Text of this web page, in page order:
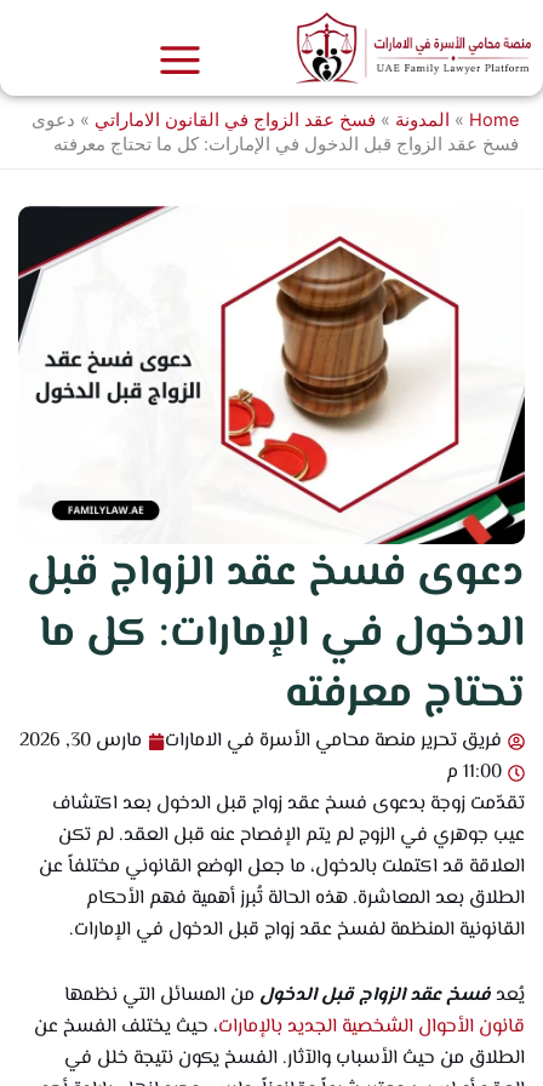
إلى
المحتوى
Home
» المدونة » فسخ عقد الزواج في القانون الاماراتي » دعوى
فسخ عقد الزواج قبل الدخول في الإمارات: كل ما تحتاج معرفته
دعوى فسخ عقد الزواج قبل
الدخول في الإمارات: كل ما
تحتاج معرفته
فريق تحرير منصة محامي الأسرة في الامارات
مارس 30, 2026
11:00 م
تقدّمت زوجة بدعوى فسخ عقد زواج قبل الدخول بعد اكتشاف
عيب جوهري في الزوج لم يتم الإفصاح عنه قبل العقد. لم تكن
العلاقة قد اكتملت بالدخول، ما جعل الوضع القانوني مختلفاً عن
الطلاق بعد المعاشرة. هذه الحالة تُبرز أهمية فهم الأحكام
القانونية المنظمة لفسخ عقد زواج قبل الدخول في الإمارات.
يُعدفسخ عقد الزواج قبل الدخول من المسائل التي نظمها
قانون الأحوال الشخصية الجديد بالإمارات، حيث يختلف الفسخ عن
الطلاق من حيث الأسباب والآثار. الفسخ يكون نتيجة خلل في